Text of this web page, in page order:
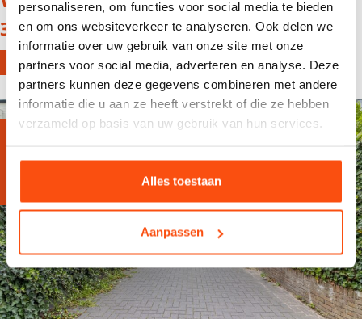
personaliseren, om functies voor social media te bieden
en om ons websiteverkeer te analyseren. Ook delen we
informatie over uw gebruik van onze site met onze
partners voor social media, adverteren en analyse. Deze
partners kunnen deze gegevens combineren met andere
informatie die u aan ze heeft verstrekt of die ze hebben
verzameld op basis van uw gebruik van hun services.
Alles toestaan
Aanpassen
3765 XE Soest
Meer info
Verhuurd